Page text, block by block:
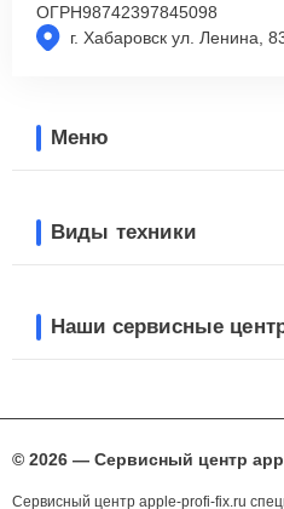
г. Хабаровск ул. Ленина,
ОГРН98742397845098
Меню
Виды техники
Наши сервисные
© 2026 — Сервисный центр
Сервисный центр apple-profi-fix.ru